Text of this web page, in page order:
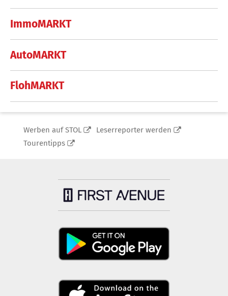
ImmoMARKT
AutoMARKT
FlohMARKT
Werben auf STOL
Leserreporter werden
Tourentipps